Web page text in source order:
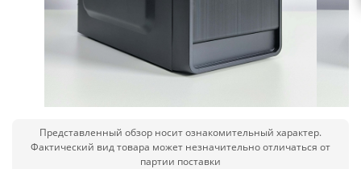
Представленный обзор носит ознакомительный характер.
Фактический вид товара может незначительно отличаться от
партии поставки